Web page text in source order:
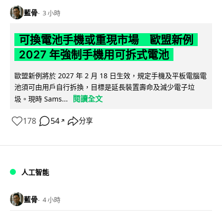
藍骨 3 小時
可換電池手機或重現市場 歐盟新例
2027 年強制手機用可拆式電池
歐盟新例將於 2027 年 2 月 18 日生效，規定手機及平板電腦電
池須可由用戶自行拆換，目標是延長裝置壽命及減少電子垃
圾。現時 Sams...
閱讀全文
178 54 ↗ 分享
人工智能
藍骨 4 小時